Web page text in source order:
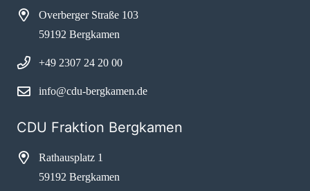
Overberger Straße 103
59192 Bergkamen
+49 2307 24 20 00
info@cdu-bergkamen.de
CDU Fraktion Bergkamen
Rathausplatz 1
59192 Bergkamen